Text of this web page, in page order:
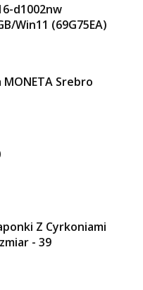
d1002nw
Win11 (69G75EA)
Srebro
Z Cyrkoniami
- 39